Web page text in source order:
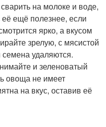
на молоке и воде,
ещё полезнее, если
ярко, а вкусом
зрелую, с мясистой
удаляются.
и зеленоватый
овоща не имеет
на вкус, оставив её